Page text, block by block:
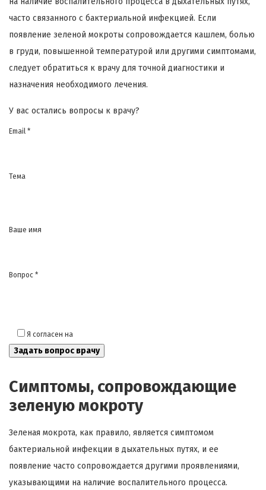
часто связанного с бактериальной инфекцией. Если
появление зеленой мокроты сопровождается кашлем, болью
в груди, повышенной температурой или другими симптомами,
следует обратиться к врачу для точной диагностики и
назначения необходимого лечения.
У вас остались вопросы к врачу?
Email *
Тема
Ваше имя
Вопрос *
Я согласен на
Симптомы, сопровождающие
зеленую мокроту
Зеленая мокрота, как правило, является симптомом
бактериальной инфекции в дыхательных путях, и ее
появление часто сопровождается другими проявлениями,
указывающими на наличие воспалительного процесса.